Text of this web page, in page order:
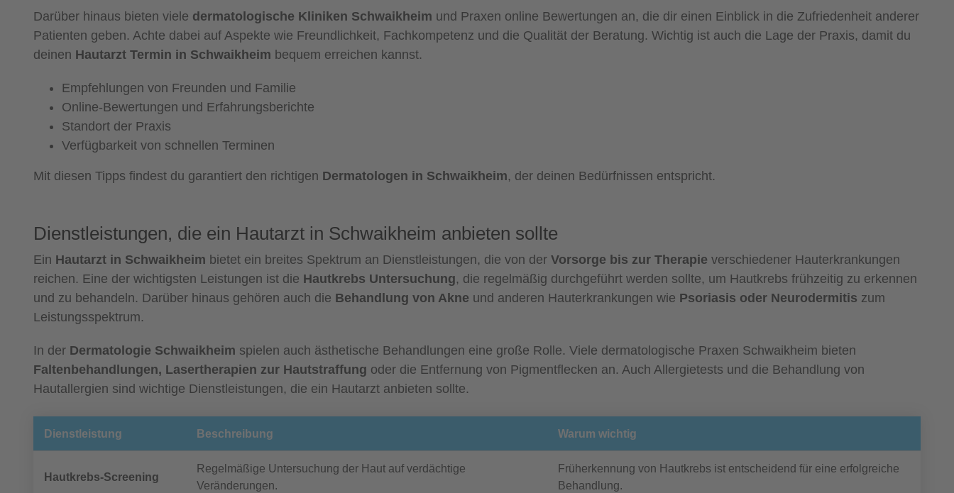
Darüber hinaus bieten viele dermatologische Kliniken Schwaikheim und Praxen online Bewertungen an, die dir einen Einblick in die Zufriedenheit anderer
Patienten geben. Achte dabei auf Aspekte wie Freundlichkeit, Fachkompetenz und die Qualität der Beratung. Wichtig ist auch die Lage der Praxis, damit du
deinen Hautarzt Termin in Schwaikheim bequem erreichen kannst.
Empfehlungen von Freunden und Familie
Online-Bewertungen und Erfahrungsberichte
Standort der Praxis
Verfügbarkeit von schnellen Terminen
Mit diesen Tipps findest du garantiert den richtigen Dermatologen in Schwaikheim, der deinen Bedürfnissen entspricht.
Dienstleistungen, die ein Hautarzt in Schwaikheim anbieten sollte
Ein Hautarzt in Schwaikheim bietet ein breites Spektrum an Dienstleistungen, die von der Vorsorge bis zur Therapie verschiedener Hauterkrankungen
reichen. Eine der wichtigsten Leistungen ist die Hautkrebs Untersuchung, die regelmäßig durchgeführt werden sollte, um Hautkrebs frühzeitig zu erkennen
und zu behandeln. Darüber hinaus gehören auch die Behandlung von Akne und anderen Hauterkrankungen wie Psoriasis oder Neurodermitis zum
Leistungsspektrum.
In der Dermatologie Schwaikheim spielen auch ästhetische Behandlungen eine große Rolle. Viele dermatologische Praxen Schwaikheim bieten
Faltenbehandlungen, Lasertherapien zur Hautstraffung oder die Entfernung von Pigmentflecken an. Auch Allergietests und die Behandlung von
Hautallergien sind wichtige Dienstleistungen, die ein Hautarzt anbieten sollte.
Dienstleistung Beschreibung Warum wichtig
Hautkrebs-Screening
Regelmäßige Untersuchung der Haut auf verdächtige
Veränderungen.
Früherkennung von Hautkrebs ist entscheidend für eine erfolgreiche
Behandlung.